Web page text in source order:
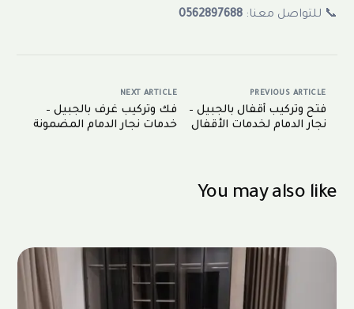
📞 للتواصل معنا:0562897688
PREVIOUS ARTICLE
فتح وتركيب أقفال بالجبيل –
نجار الدمام لخدمات الأقفال
NEXT ARTICLE
فك وتركيب غرف بالجبيل –
خدمات نجار الدمام المضمونة
You may also like